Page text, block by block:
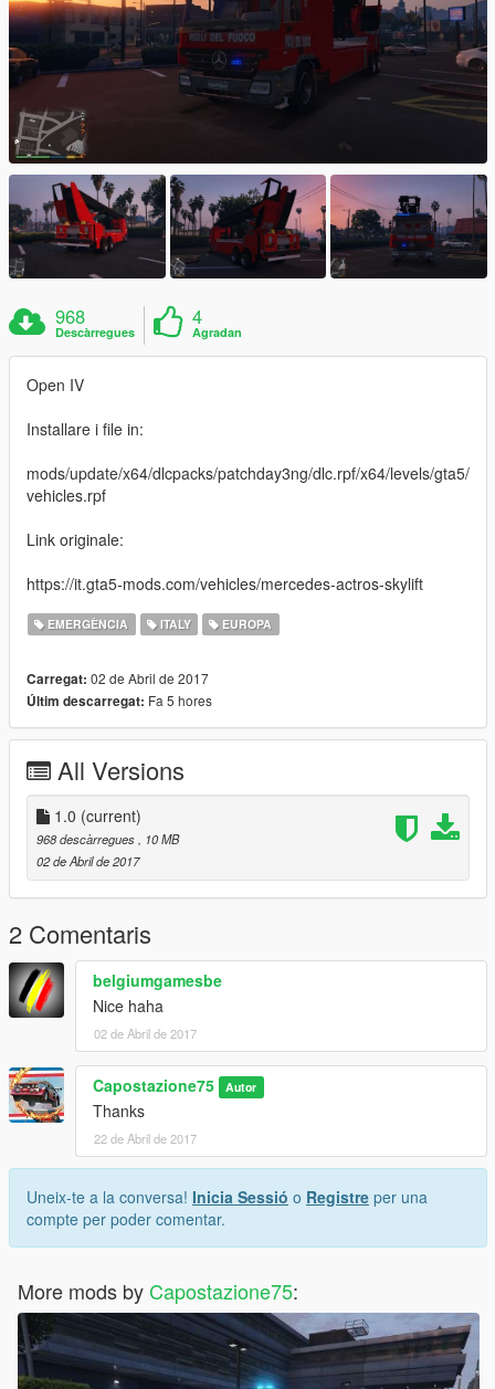
968
Descàrregues
4
Agradan
Open IV
Installare i file in:
mods/update/x64/dlcpacks/patchday3ng/dlc.rpf/x64/levels/gta5/
vehicles.rpf
Link originale:
https://it.gta5-mods.com/vehicles/mercedes-actros-skylift
EMERGÈNCIA ITALY EUROPA
Carregat: 02 de Abril de 2017
Últim descarregat: Fa 5 hores
All Versions
1.0 (current)
968 descàrregues
, 10 MB
02 de Abril de 2017
2 Comentaris
belgiumgamesbe
Nice haha
02 de Abril de 2017
Capostazione75 Autor
Thanks
22 de Abril de 2017
Uneix-te a la conversa! Inicia Sessió o Registre per una
compte per poder comentar.
More mods by Capostazione75: